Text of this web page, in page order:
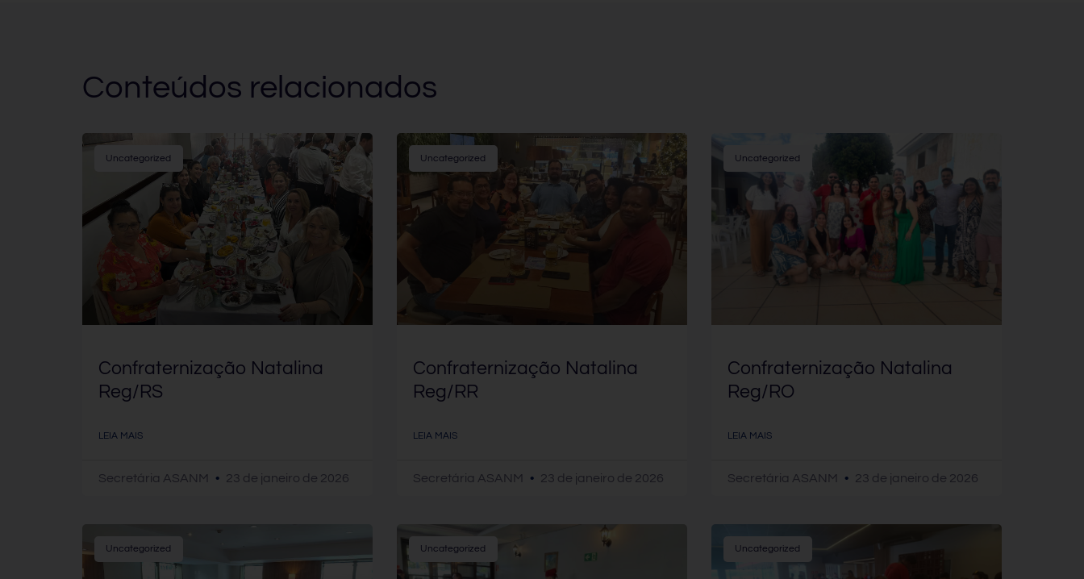
Conteúdos relacionados
Uncategorized
Confraternização Natalina
Reg/RS
LEIA MAIS
Secretária ASANM 23 de janeiro de 2026
Uncategorized
Confraternização Natalina
Reg/RR
LEIA MAIS
Secretária ASANM 23 de janeiro de 2026
Uncategorized
Confraternização Natalina
Reg/RO
LEIA MAIS
Secretária ASANM 23 de janeiro de 2026
Uncategorized Uncategorized Uncategorized